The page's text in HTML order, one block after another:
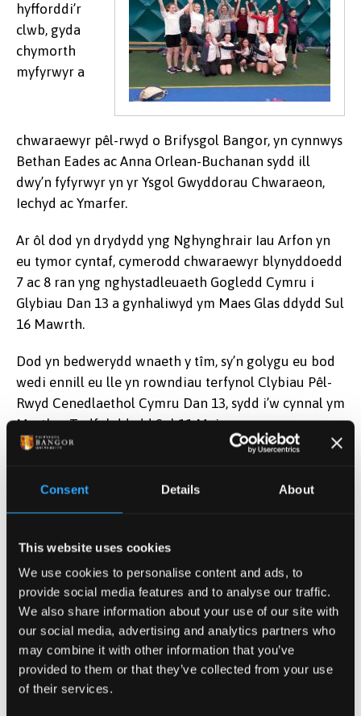
Consent Details About
This website uses cookies
We use cookies to personalise content and ads, to
provide social media features and to analyse our traffic.
We also share information about your use of our site with
our social media, advertising and analytics partners who
may combine it with other information that you’ve
provided to them or that they’ve collected from your use
of their services.
hyfforddi’r
clwb, gyda
chymorth
myfyrwyr a
chwaraewyr pêl-rwyd o Brifysgol Bangor, yn cynnwys
Bethan Eades ac Anna Orlean-Buchanan sydd ill
dwy’n fyfyrwyr yn yr Ysgol Gwyddorau Chwaraeon,
Iechyd ac Ymarfer.
Ar ôl dod yn drydydd yng Nghynghrair Iau Arfon yn
eu tymor cyntaf, cymerodd chwaraewyr blynyddoedd
7 ac 8 ran yng nghystadleuaeth Gogledd Cymru i
Glybiau Dan 13 a gynhaliwyd ym Maes Glas ddydd Sul
16 Mawrth.
Dod yn bedwerydd wnaeth y tîm, sy’n golygu eu bod
wedi ennill eu lle yn rowndiau terfynol Clybiau Pêl-
Rwyd Cenedlaethol Cymru Dan 13, sydd i’w cynnal ym
Merthyr Tudful ddydd Sul 11 Mai.
llwyddiant mawr ym mlwyddyn gyntaf y tîm, ac mae
allu’r aelodau i chwarae a hyfforddi’n gyson. Mae’r
clwb eisoes wedi tyfu i’r graddau fel y byddwn yn
gallu cofrestru dau dîm yng nghynghrair Gogledd
Cymru y tymor nesaf, ar lefel Dan 13 a Than 15.”
Meddai Bethan Eades o Glwb Pêl-Rwyd Prifysgol
Bangor, “Rydym ni i gyd wedi chwarae mewn clybiau
o gwmpas y wlad, ac mae ymwneud â’r chwaraewyr